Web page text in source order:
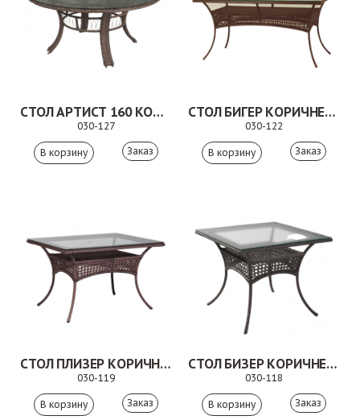
СТОЛ АРТИСТ 160 КОРИЧНЕВЫЙ
030-127
Заказ
СТОЛ БИГЕР КОРИЧНЕВЫЙ
030-122
Заказ
СТОЛ ПЛИЗЕР КОРИЧНЕВЫЙ
030-119
Заказ
СТОЛ БИЗЕР КОРИЧНЕВЫЙ
030-118
Заказ